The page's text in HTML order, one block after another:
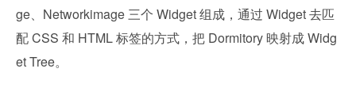
ge、Networkimage 三个 Widget 组成，通过 Widget 去匹
配 CSS 和 HTML 标签的方式，把 Dormitory 映射成 Widg
et Tree。